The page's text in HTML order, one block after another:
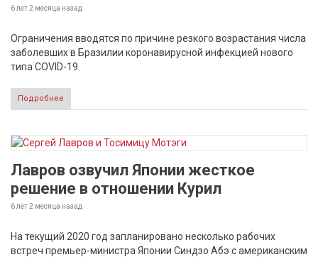
6 лет 2 месяца назад
Ограничения вводятся по причине резкого возрастания числа
заболевших в Бразилии коронавирусной инфекцией нового
типа COVID-19.
Подробнее
Лавров озвучил Японии жесткое
решение в отношении Курил
6 лет 2 месяца назад
На текущий 2020 год запланировано несколько рабочих
встреч премьер-министра Японии Синдзо Абэ с американским